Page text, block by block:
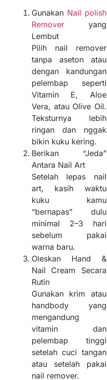
Gunakan Nail polish
Remover yang
Lembut
Pilih nail remover
tanpa aseton atau
dengan kandungan
pelembap seperti
Vitamin E, Aloe
Vera, atau Olive Oil.
Teksturnya lebih
ringan dan nggak
bikin kuku kering.
Berikan “Jeda”
Antara Nail Art
Setelah lepas nail
art, kasih waktu
kuku kamu
“bernapas” dulu
minimal 2–3 hari
sebelum pakai
warna baru.
Oleskan Hand &
Nail Cream Secara
Rutin
Gunakan krim atau
handbody yang
mengandung
vitamin dan
pelembap tinggi
setelah cuci tangan
atau setelah pakai
nail remover.